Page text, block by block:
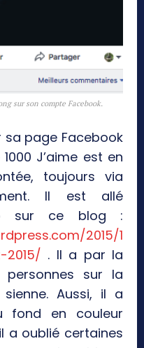
sur son compte Facebook.
page Facebook
J’aime est en
toujours via
Il est allé
sur ce blog :
2015/1
. Il a par la
sur la
Aussi, il a
fond en couleur
a oublié certaines